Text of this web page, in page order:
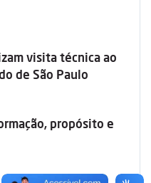
visita técnica ao
de São Paulo
propósito e